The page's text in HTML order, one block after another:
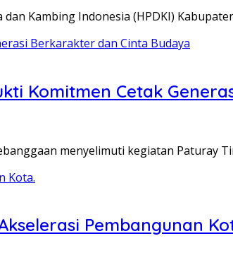
Kambing Indonesia (HPDKI)
Komitmen Cetak
menyelimuti kegiatan Paturay
Pembangunan